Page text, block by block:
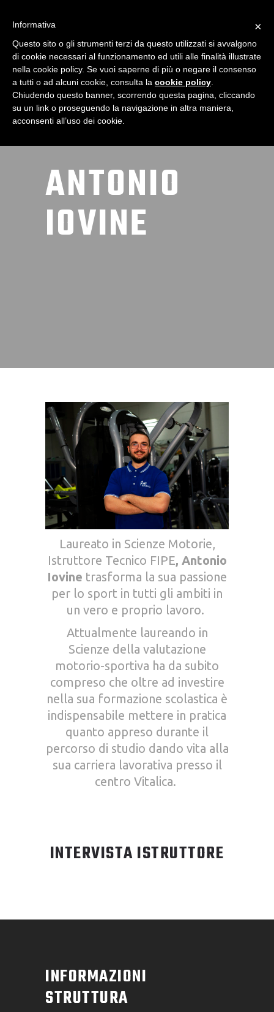
ANTONIO
IOVINE
Laureato in Scienze Motorie,
Istruttore Tecnico FIPE, Antonio
Iovine trasforma la sua passione
per lo sport in tutti gli ambiti in
un vero e proprio lavoro.
Attualmente laureando in
Scienze della valutazione
motorio-sportiva ha da subito
compreso che oltre ad investire
nella sua formazione scolastica è
indispensabile mettere in pratica
quanto appreso durante il
percorso di studio dando vita alla
sua carriera lavorativa presso il
centro Vitalica.
INTERVISTA ISTRUTTORE
INFORMAZIONI
STRUTTURA
×
Informativa
Questo sito o gli strumenti terzi da questo utilizzati si avvalgono
di cookie necessari al funzionamento ed utili alle finalità illustrate
nella cookie policy. Se vuoi saperne di più o negare il consenso
a tutti o ad alcuni cookie, consulta la cookie policy
Chiudendo questo banner, scorrendo questa pagina, cliccando
su un link o proseguendo la navigazione in altra maniera,
acconsenti all’uso dei cookie.